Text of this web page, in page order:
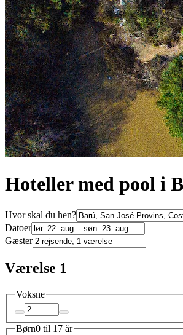
Hoteller med pool i
Hvor skal du hen?
Datoer
Gæster
Værelse 1
Voksne
Børn0 til 17 år